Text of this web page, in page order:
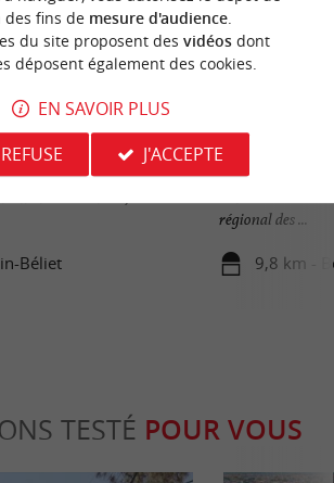
Elle porte le nom de «
Béliet
Parc naturel
Bienvenu.e.s
régional des ...
9,8 km -
TESTÉ POUR VOUS
des fins de mesure d'audience.
du site proposent des vidéosdont
déposent également des cookies.
EN SAVOIR PLUS
REFUSE
J'ACCEPTE